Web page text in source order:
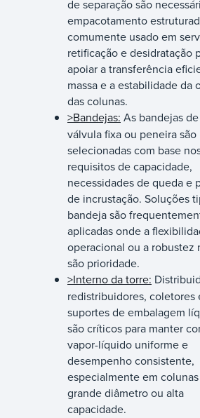
de separação são
empacotamento
comumente usado em
retificação e desidratação
apoiar a transferência
massa e a estabilidade da
das colunas.
>Bandejas: As bandejas
válvula fixa ou peneira são
selecionadas com base
requisitos de capacidade,
necessidades de queda e
de incrustação. Soluções
bandeja são
aplicadas onde a
operacional ou a robustez
são prioridade.
>Interno da torre:
redistribuidores, coletores
suportes de embalagem
são críticos para manter
vapor-líquido uniforme e
desempenho consistente,
especialmente em
grande diâmetro ou alta
capacidade.